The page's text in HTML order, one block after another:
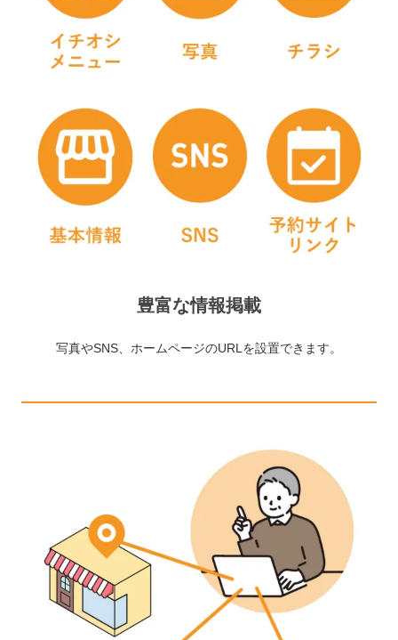
豊富な情報掲載
写真やSNS、ホームページのURLを設置できます。